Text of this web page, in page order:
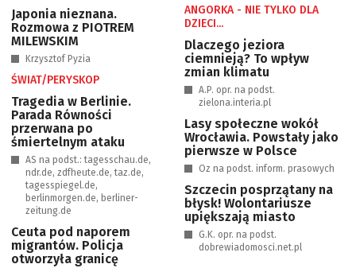
Japonia nieznana.
Rozmowa z PIOTREM
MILEWSKIM
Krzysztof Pyzia
ŚWIAT/PERYSKOP
Tragedia w Berlinie.
Parada Równości
przerwana po
śmiertelnym ataku
AS na podst.: tagesschau.de,
ndr.de, zdfheute.de, taz.de,
tagesspiegel.de,
berlinmorgen.de, berliner-
zeitung.de
Ceuta pod naporem
migrantów. Policja
otworzyła granicę
ANGORKA - NIE TYLKO DLA
DZIECI...
Dlaczego jeziora
ciemnieją? To wpływ
zmian klimatu
A.P. opr. na podst.
zielona.interia.pl
Lasy społeczne wokół
Wrocławia. Powstały jako
pierwsze w Polsce
Oz na podst. inform. prasowych
Szczecin posprzątany na
błysk! Wolontariusze
upiększają miasto
G.K. opr. na podst.
dobrewiadomosci.net.pl